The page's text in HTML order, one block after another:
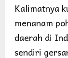
Kalimatnya
menanam
daerah di
sendiri